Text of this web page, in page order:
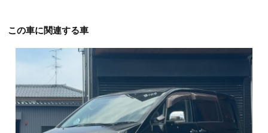
この車に関連する車